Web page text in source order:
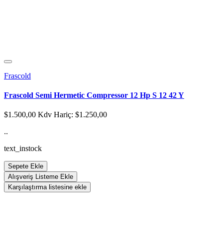
Frascold
Frascold Semi Hermetic Compressor 12 Hp S 12 42 Y
$1.500,00 Kdv Hariç: $1.250,00
..
text_instock
Sepete Ekle
Alışveriş Listeme Ekle
Karşılaştırma listesine ekle